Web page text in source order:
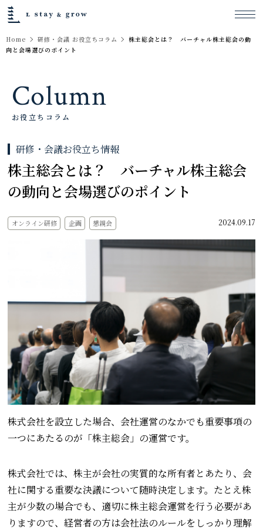
Home 研修・会議 お役立ちコラム
株主総会とは？ バーチャル株主総会の動
向と会場選びのポイント
Column
お役立ちコラム
研修・会議お役立ち情報
株主総会とは？ バーチャル株主総会
の動向と会場選びのポイント
オンライン研修 企画 懇親会 2024.09.17
株式会社を設立した場合、会社運営のなかでも重要事項の
一つにあたるのが「株主総会」の運営です。
株式会社では、株主が会社の実質的な所有者とあたり、会
社に関する重要な決議について随時決定します。たとえ株
主が少数の場合でも、適切に株主総会運営を行う必要があ
りますので、経営者の方は会社法のルールをしっかり理解